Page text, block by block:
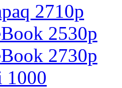
2710p
2530p
2730p